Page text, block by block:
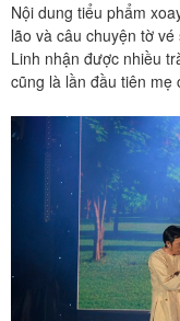
Nội dung tiểu phẩm
lão và câu chuyện tờ
Linh nhận được nhiều
cũng là lần đầu tiên mẹ